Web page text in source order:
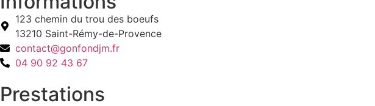
123 chemin du trou des boeufs
13210 Saint-Rémy-de-Provence
contact@gonfondjm.fr
04 90 92 43 67
Prestations